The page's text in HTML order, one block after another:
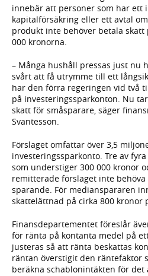
innebär att personer som har ett
kapitalförsäkring eller ett avtal om
produkt inte behöver betala skatt
000 kronorna.
– Många hushåll pressas just nu
svårt att få utrymme till ett
har den förra regeringen vid två
på investeringssparkonton. Nu
skatt för småsparare, säger
Svantesson.
Förslaget omfattar över 3,5
investeringssparkonto. Tre av
som understiger 300 000 kronor
remitterade förslaget inte
sparande. För medianspararen
skattelättnad på cirka 800 kronor
Finansdepartementet föreslår
för ränta på kontanta medel på
justeras så att ränta beskattas
räntan överstigit den räntefaktor
beräkna schablonintäkten för det